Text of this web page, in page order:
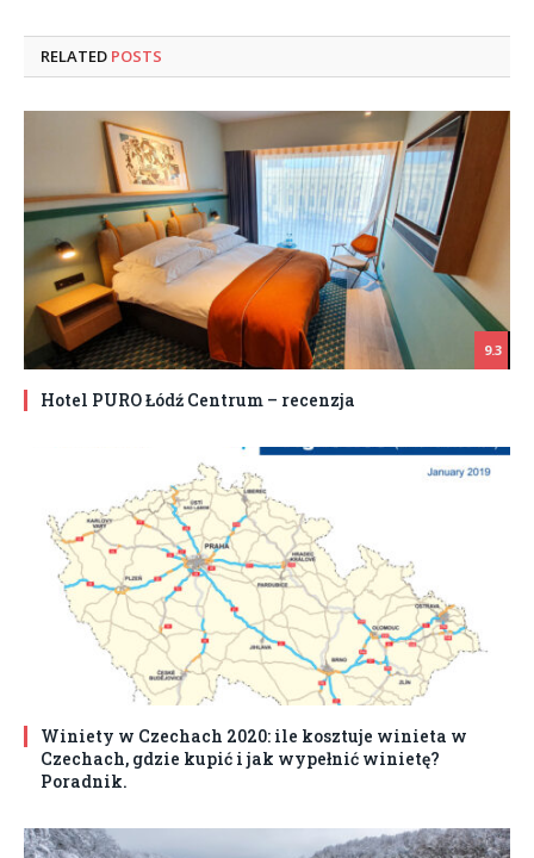
RELATED POSTS
9.3
Hotel PURO Łódź Centrum – recenzja
Winiety w Czechach 2020: ile kosztuje winieta w
Czechach, gdzie kupić i jak wypełnić winietę?
Poradnik.